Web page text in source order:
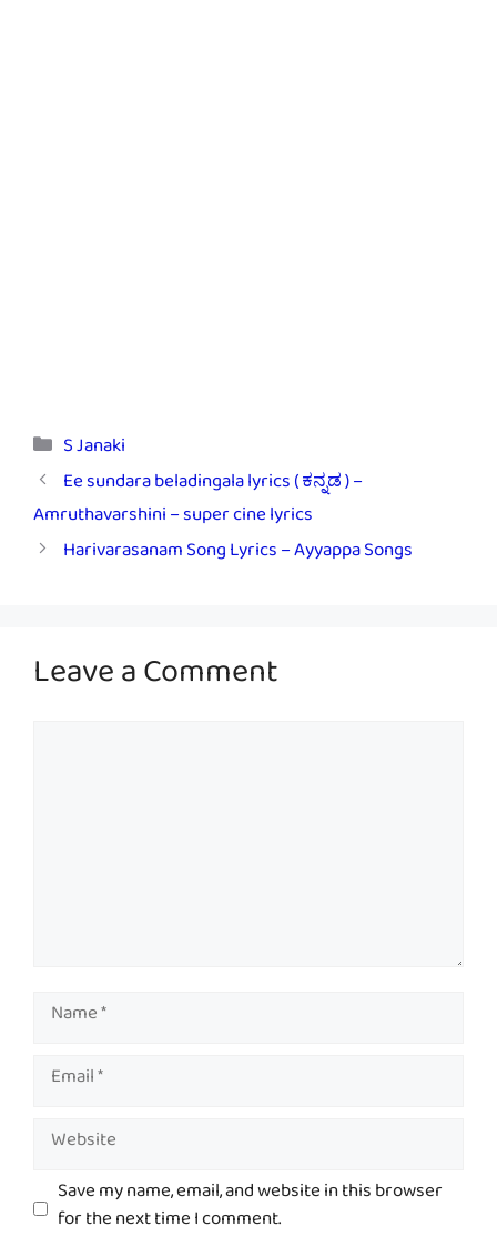
Categories
S Janaki
Ee sundara beladingala lyrics ( ಕನ್ನಡ ) –
Amruthavarshini – super cine lyrics
Harivarasanam Song Lyrics – Ayyappa Songs
Leave a Comment
Name
Email
Website
Save my name, email, and website in this browser
for the next time I comment.